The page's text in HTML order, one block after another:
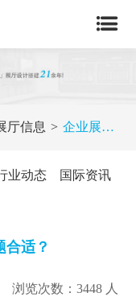
厅信息 企业展厅设计什么主题合适？
业动态 国际资讯
合适？
浏览次数：3448 人